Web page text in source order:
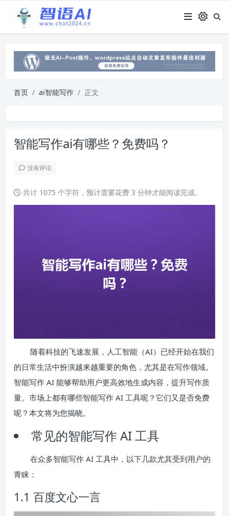
首页 ai智能写作 正文
智能写作ai有哪些？免费吗？
没有评论
共计 1075 个字符，预计需要花费 3 分钟才能阅读完成。
随着科技的飞速发展，人工智能（AI）已经开始在我们
的日常生活中扮演越来越重要的角色，尤其是在写作领域。
智能写作 AI 能够帮助用户更高效地生成内容，提升写作质
量。市场上都有哪些智能写作 AI 工具呢？它们又是否免费
呢？本文将为您揭晓。
常见的智能写作 AI 工具
在众多智能写作 AI 工具中，以下几款尤其受到用户的
青睐：
1.1 百度文心一言